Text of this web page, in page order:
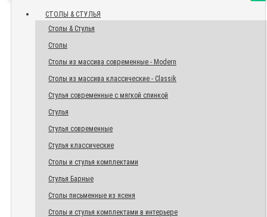
СТОЛЫ & СТУЛЬЯ
Столы & Стулья
Столы
Столы из массива современные - Modern
Столы из массива классические - Classik
Стулья современные с мягкой спинкой
Стулья
Стулья современные
Стулья классические
Столы и стулья комплектами
Стулья Барные
Столы письменные из ясеня
Столы и стулья комплектами в интерьере